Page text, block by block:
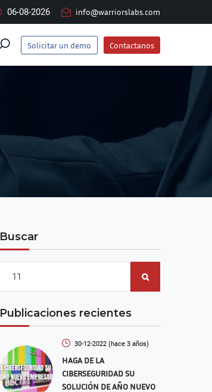
06-08-2026 info@warriorslabs.com
Solicitar un demo Contactanos
Buscar
Publicaciones recientes
30-12-2022 (hace 3 años)
HAGA DE LA
CIBERSEGURIDAD SU
SOLUCIÓN DE AÑO NUEVO